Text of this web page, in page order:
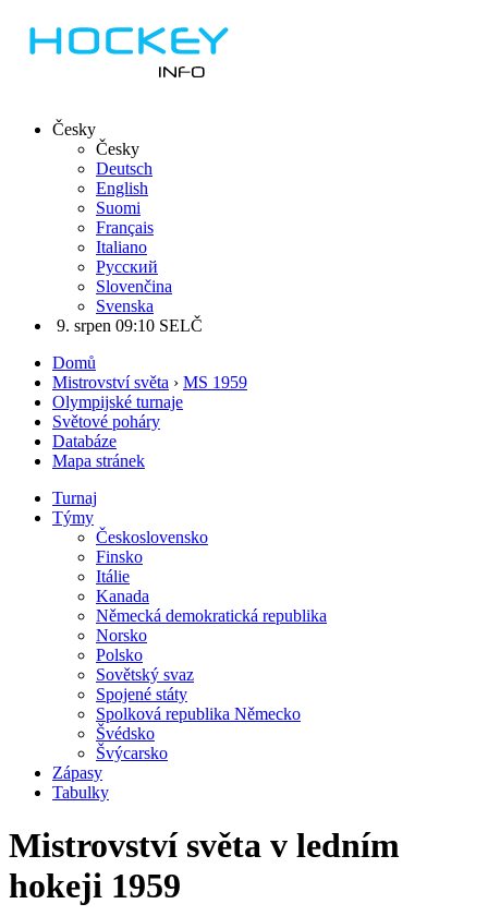
Česky
Česky
Deutsch
English
Suomi
Français
Italiano
Русский
Slovenčina
Svenska
9. srpen 09:10 SELČ
Domů
Mistrovství světa › MS 1959
Olympijské turnaje
Světové poháry
Databáze
Mapa stránek
Turnaj
Týmy
Československo
Finsko
Itálie
Kanada
Německá demokratická republika
Norsko
Polsko
Sovětský svaz
Spojené státy
Spolková republika Německo
Švédsko
Švýcarsko
Zápasy
Tabulky
Mistrovství světa v ledním
hokeji 1959